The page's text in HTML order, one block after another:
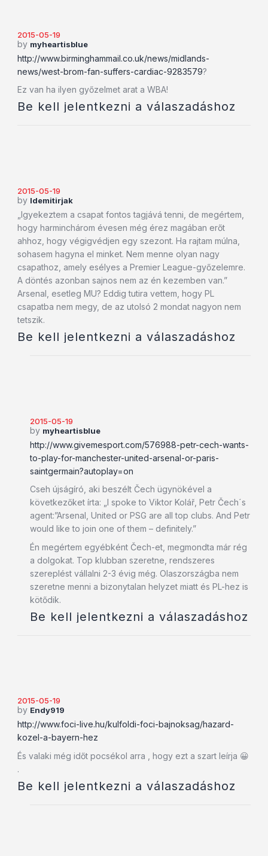
2015-05-19
by myheartisblue
http://www.birminghammail.co.uk/news/midlands-
news/west-brom-fan-suffers-cardiac-9283579?
Ez van ha ilyen győzelmet arat a WBA!
Be kell jelentkezni a válaszadáshoz
2015-05-19
by Idemitirjak
„Igyekeztem a csapat fontos tagjává tenni, de megértem,
hogy harminchárom évesen még érez magában erőt
ahhoz, hogy végigvédjen egy szezont. Ha rajtam múlna,
sohasem hagyna el minket. Nem menne olyan nagy
csapathoz, amely esélyes a Premier League-győzelemre.
A döntés azonban sajnos nem az én kezemben van.”
Arsenal, esetleg MU? Eddig tutira vettem, hogy PL
csapatba nem megy, de az utolsó 2 mondat nagyon nem
tetszik.
Be kell jelentkezni a válaszadáshoz
2015-05-19
by myheartisblue
http://www.givemesport.com/576988-petr-cech-wants-
to-play-for-manchester-united-arsenal-or-paris-
saintgermain?autoplay=on
Cseh újságíró, aki beszélt Čech ügynökével a
következőket írta: „I spoke to Viktor Kolář, Petr Čech´s
agent:”Arsenal, United or PSG are all top clubs. And Petr
would like to join one of them – definitely.”
Én megértem egyébként Čech-et, megmondta már rég
a dolgokat. Top klubban szeretne, rendszeres
szereplést vállalni 2-3 évig még. Olaszországba nem
szeretne menni a bizonytalan helyzet miatt és PL-hez is
kötődik.
Be kell jelentkezni a válaszadáshoz
2015-05-19
by Endy919
http://www.foci-live.hu/kulfoldi-foci-bajnoksag/hazard-
kozel-a-bayern-hez
És valaki még időt pocsékol arra , hogy ezt a szart leírja 😀
.
Be kell jelentkezni a válaszadáshoz